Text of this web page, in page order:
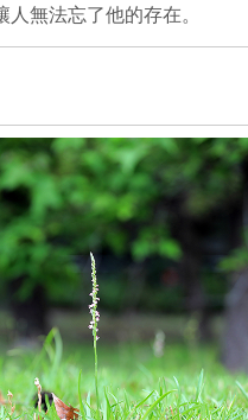
無法忘了他的存在。